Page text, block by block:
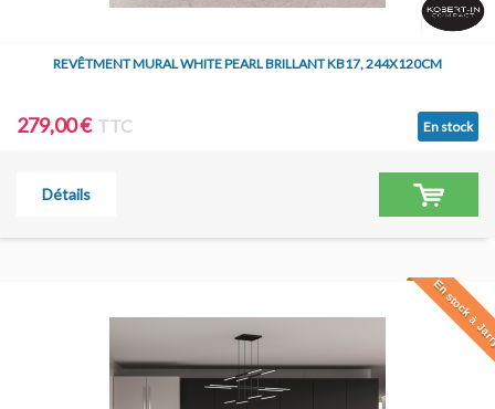
REVÊTMENT MURAL WHITE PEARL BRILLANT KB17, 244X120CM
279,00 € TTC En stock
Détails
En stock à